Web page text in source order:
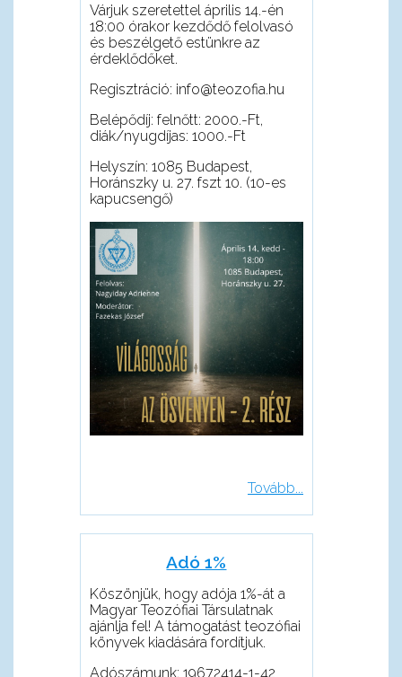
Várjuk szeretettel április 14.-én
18:00 órakor kezdődő felolvasó
és beszélgető estünkre az
érdeklődőket.
Regisztráció: info@teozofia.hu
Belépődíj: felnőtt: 2000.-Ft,
diák/nyugdíjas: 1000.-Ft
Helyszín: 1085 Budapest,
Horánszky u. 27. fszt 10. (10-es
kapucsengő)
Tovább...
Adó 1%
Köszönjük, hogy adója 1%-át a
Magyar Teozófiai Társulatnak
ajánlja fel! A támogatást teozófiai
könyvek kiadására fordítjuk.
Adószámunk: 19672414-1-42